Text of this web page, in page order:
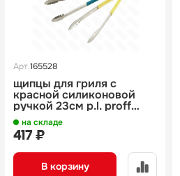
Арт.165528
щипцы для гриля с
красной силиконовой
ручкой 23см p.l. proff
cuisine
на складе
417 ₽
В корзину